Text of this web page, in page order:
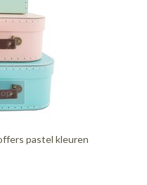
pastel kleuren